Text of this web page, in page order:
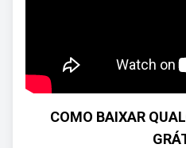
COMO BAIXAR